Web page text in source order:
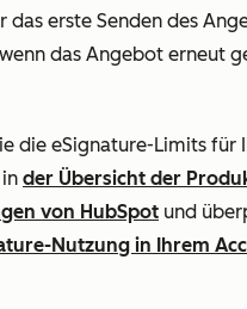
das erste Senden des
das Angebot erneut
die eSignature-Limits für
der Übersicht der
von HubSpot und
Nutzung in Ihrem